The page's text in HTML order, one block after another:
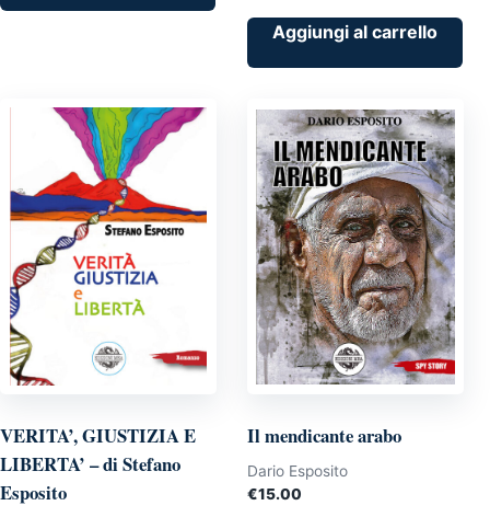
Aggiungi al carrello
VERITA’, GIUSTIZIA E
LIBERTA’ – di Stefano
Esposito
Il mendicante arabo
Dario Esposito
€15.00